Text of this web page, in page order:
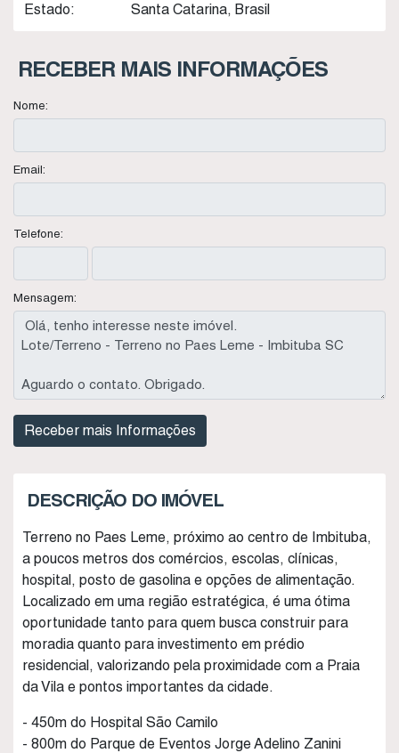
Estado: Santa Catarina, Brasil
RECEBER MAIS INFORMAÇÕES
Nome:
Email:
Telefone:
Mensagem:
DESCRIÇÃO DO IMÓVEL
Terreno no Paes Leme, próximo ao centro de Imbituba,
a poucos metros dos comércios, escolas, clínicas,
hospital, posto de gasolina e opções de alimentação.
Localizado em uma região estratégica, é uma ótima
oportunidade tanto para quem busca construir para
moradia quanto para investimento em prédio
residencial, valorizando pela proximidade com a Praia
da Vila e pontos importantes da cidade.
- 450m do Hospital São Camilo
- 800m do Parque de Eventos Jorge Adelino Zanini